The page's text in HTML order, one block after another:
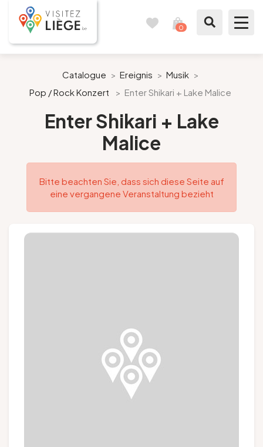
0
Wie ein Bürger von Lüttich
Meinen Aufenthalt vorbereiten
Unsere Vorschläge
Stadt Lüttich
Catalogue > Ereignis > Musik >
Pop / Rock Konzert
> Enter Shikari + Lake Malice
Enter Shikari + Lake
Malice
Bitte beachten Sie, dass sich diese Seite auf
eine vergangene Veranstaltung bezieht